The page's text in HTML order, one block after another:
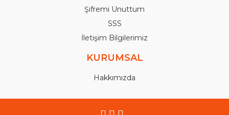
Şifremi Unuttum
SSS
İletişim Bilgilerimiz
KURUMSAL
Hakkımızda